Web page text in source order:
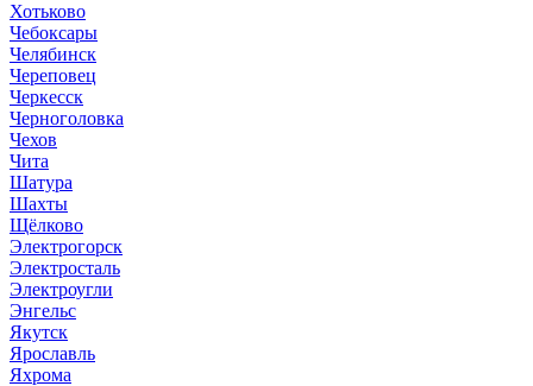
Хотьково
Чебоксары
Челябинск
Череповец
Черкесск
Черноголовка
Чехов
Чита
Шатура
Шахты
Щёлково
Электрогорск
Электросталь
Электроугли
Энгельс
Якутск
Ярославль
Яхрома